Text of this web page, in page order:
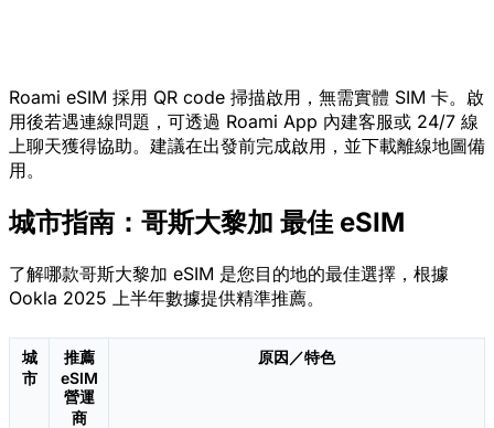
Roami eSIM 採用 QR code 掃描啟用，無需實體 SIM 卡。啟
用後若遇連線問題，可透過 Roami App 內建客服或 24/7 線
上聊天獲得協助。建議在出發前完成啟用，並下載離線地圖備
用。
城市指南：哥斯大黎加 最佳 eSIM
了解哪款哥斯大黎加 eSIM 是您目的地的最佳選擇，根據
Ookla 2025 上半年數據提供精準推薦。
城
市
推薦
eSIM
營運
商
原因／特色